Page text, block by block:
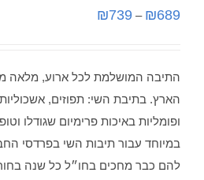
₪689
–
₪739
התיבה המושלמת לכל ארוע, מלאה
הארץ. בתיבת השי: תפוזים,
ופומליות באיכות פרימיום שגודלו
במיוחד עבור תיבות השי בפרדסי
להם כבר מחכים בחו״ל כל שנה